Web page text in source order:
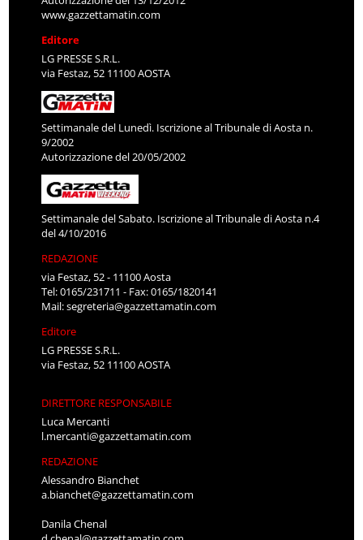
www.gazzettamatin.com
Editore
LG PRESSE S.R.L.
via Festaz, 52 11100 AOSTA
Settimanale del Lunedì. Iscrizione al Tribunale di Aosta n.
9/2002
Autorizzazione del 20/05/2002
Settimanale del Sabato. Iscrizione al Tribunale di Aosta n.4
del 4/10/2016
REDAZIONE
via Festaz, 52 - 11100 Aosta
Tel: 0165/231711 - Fax: 0165/1820141
Mail:segreteria@gazzettamatin.com
Editore
LG PRESSE S.R.L.
via Festaz, 52 11100 AOSTA
DIRETTORE RESPONSABILE
Luca Mercanti
l.mercanti@gazzettamatin.com
REDAZIONE
Alessandro Bianchet
a.bianchet@gazzettamatin.com
Danila Chenal